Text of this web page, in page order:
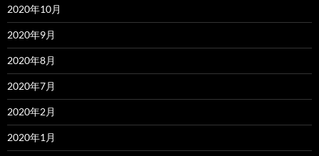
2020年10月
2020年9月
2020年8月
2020年7月
2020年2月
2020年1月